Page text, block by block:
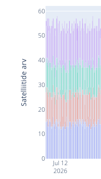
Jul 12
2026
0
10
20
30
40
50
60
Satelliitide arv